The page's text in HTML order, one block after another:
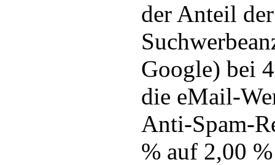
der Anteil der
Google) bei
die eMail-
Anti-Spam-
% auf 2,00